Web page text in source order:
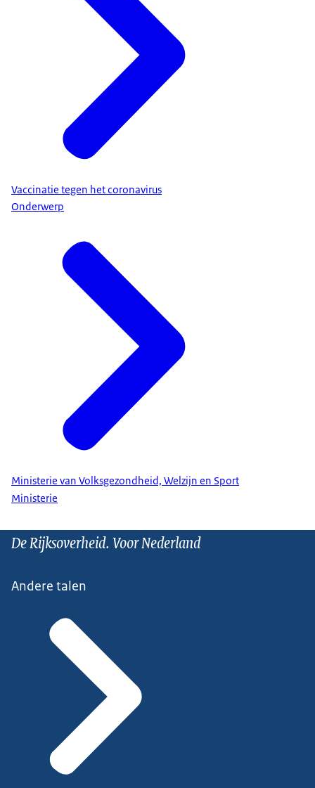
Vaccinatie tegen het coronavirus
Onderwerp
Ministerie van Volksgezondheid, Welzijn en Sport
Ministerie
De Rijksoverheid. Voor Nederland
Andere talen